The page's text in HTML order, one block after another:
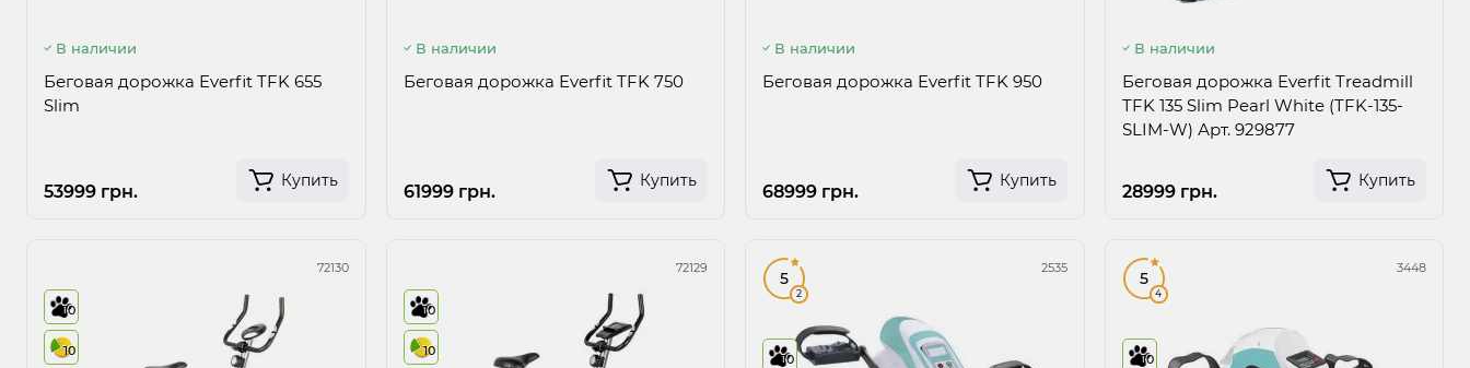
В наличии
Беговая дорожка Everfit TFK 655
Slim
53999 грн.
Купить
В наличии
Беговая дорожка Everfit TFK 750
61999 грн.
Купить
В наличии
Беговая дорожка Everfit TFK 950
68999 грн.
Купить
В наличии
Беговая дорожка Everfit Treadmill
TFK 135 Slim Pearl White (TFK-135-
SLIM-W) Арт. 929877
28999 грн.
Купить
72130
10
10
72129
10
10
2535
5
2
10
3448
5
4
10